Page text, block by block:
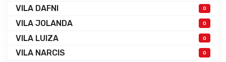
VILA DAFNI 0
VILA JOLANDA 0
VILA LUIZA 0
VILA NARCIS 0